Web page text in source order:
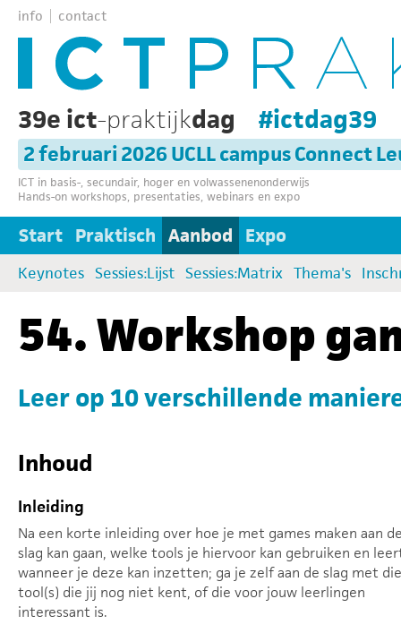
info contact
39e ict-praktijkdag #ictdag39
2 februari 2026 UCLL campus Connect
ICT in basis-, secundair, hoger en volwassenenonderwijs
Hands-on workshops, presentaties, webinars en expo
Start Praktisch Aanbod Expo
Keynotes Sessies:Lijst Sessies:Matrix Thema's
54. Workshop
Leer op 10 verschillende
Inhoud
Inleiding
Na een korte inleiding over hoe je met games maken aan
slag kan gaan, welke tools je hiervoor kan gebruiken en
wanneer je deze kan inzetten; ga je zelf aan de slag met die
tool(s) die jij nog niet kent, of die voor jouw leerlingen
interessant is.